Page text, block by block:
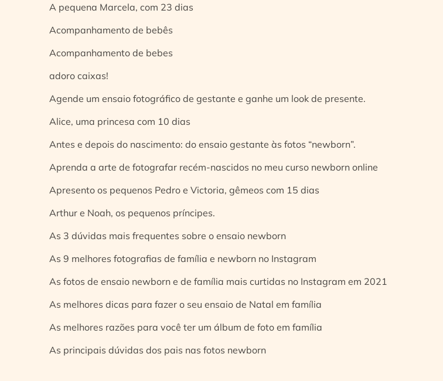
A pequena Marcela, com 23 dias
Acompanhamento de bebês
Acompanhamento de bebes
adoro caixas!
Agende um ensaio fotográfico de gestante e ganhe um look de presente.
Alice, uma princesa com 10 dias
Antes e depois do nascimento: do ensaio gestante às fotos “newborn”.
Aprenda a arte de fotografar recém-nascidos no meu curso newborn online
Apresento os pequenos Pedro e Victoria, gêmeos com 15 dias
Arthur e Noah, os pequenos príncipes.
As 3 dúvidas mais frequentes sobre o ensaio newborn
As 9 melhores fotografias de família e newborn no Instagram
As fotos de ensaio newborn e de família mais curtidas no Instagram em 2021
As melhores dicas para fazer o seu ensaio de Natal em família
As melhores razões para você ter um álbum de foto em família
As principais dúvidas dos pais nas fotos newborn